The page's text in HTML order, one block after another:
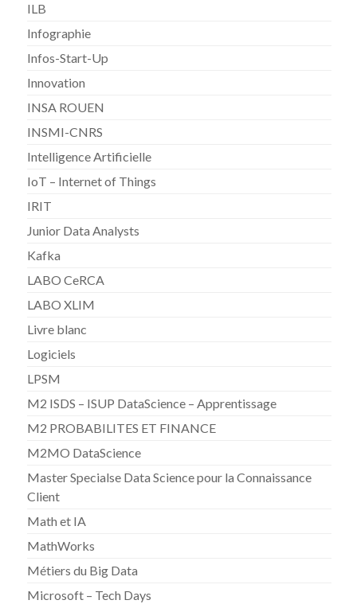
ILB
Infographie
Infos-Start-Up
Innovation
INSA ROUEN
INSMI-CNRS
Intelligence Artificielle
IoT – Internet of Things
IRIT
Junior Data Analysts
Kafka
LABO CeRCA
LABO XLIM
Livre blanc
Logiciels
LPSM
M2 ISDS – ISUP DataScience – Apprentissage
M2 PROBABILITES ET FINANCE
M2MO DataScience
Master Specialse Data Science pour la Connaissance
Client
Math et IA
MathWorks
Métiers du Big Data
Microsoft – Tech Days